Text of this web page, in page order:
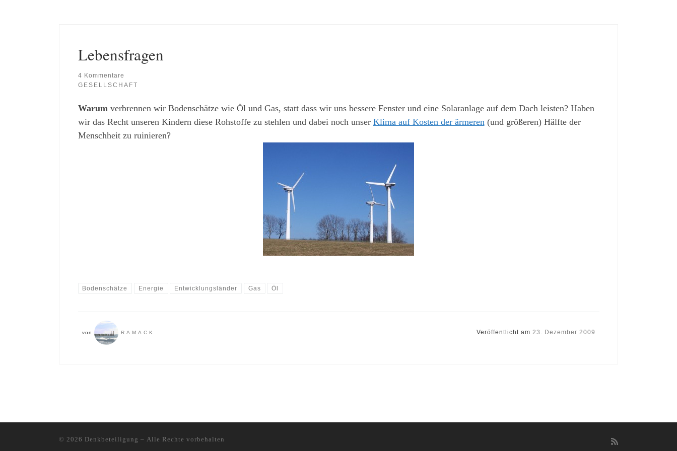
Lebensfragen
4 Kommentare
GESELLSCHAFT
Warum verbrennen wir Bodenschätze wie Öl und Gas, statt dass wir uns bessere Fenster und eine Solaranlage auf dem Dach leisten? Haben
wir das Recht unseren Kindern diese Rohstoffe zu stehlen und dabei noch unser Klima auf Kosten der ärmeren (und größeren) Hälfte der
Menschheit zu ruinieren?
Bodenschätze Energie Entwicklungsländer Gas Öl
von RAMACK Veröffentlicht am 23. Dezember 2009
© 2026 Denkbeteiligung – Alle Rechte vorbehalten